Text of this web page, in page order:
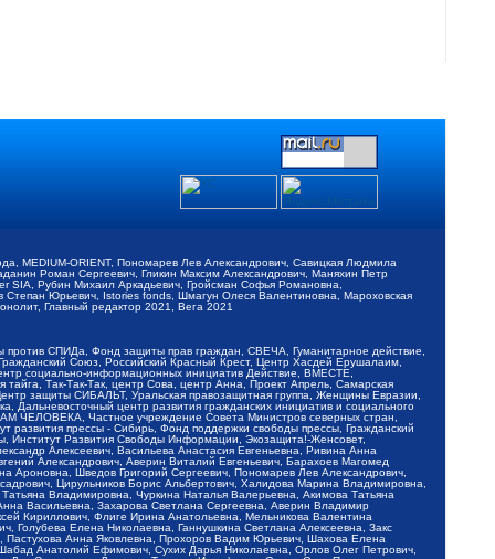
MEDIUM-ORIENT, Пономарев Лев Александрович, Савицкая Людмила
Роман Сергеевич, Гликин Максим Александрович, Маняхин Петр
Рубин Михаил Аркадьевич, Гройсман Софья Романовна,
Юрьевич, Istories fonds, Шмагун Олеся Валентиновна, Мароховская
Главный редактор 2021, Вега 2021
СПИДа, Фонд защиты прав граждан, СВЕЧА, Гуманитарное действие,
Союз, Российский Красный Крест, Центр Хасдей Ерушалаим,
социально-информационных инициатив Действие, ВМЕСТЕ,
Так-Так-Так, центр Сова, центр Анна, Проект Апрель, Самарская
защиты СИБАЛЬТ, Уральская правозащитная группа, Женщины Евразии,
Дальневосточный центр развития гражданских инициатив и социального
ЧЕЛОВЕКА, Частное учреждение Совета Министров северных стран,
прессы - Сибирь, Фонд поддержки свободы прессы, Гражданский
Институт Развития Свободы Информации, Экозащита!-Женсовет,
Алексеевич, Васильева Анастасия Евгеньевна, Ривина Анна
Александрович, Аверин Виталий Евгеньевич, Барахоев Магомед
Шведов Григорий Сергеевич, Пономарев Лев Александрович,
Цирульников Борис Альбертович, Халидова Марина Владимировна,
Владимировна, Чуркина Наталья Валерьевна, Акимова Татьяна
Васильевна, Захарова Светлана Сергеевна, Аверин Владимир
Кириллович, Флиге Ирина Анатольевна, Мельникова Валентина
Елена Николаевна, Ганнушкина Светлана Алексеевна, Закс
Анна Яковлевна, Прохоров Вадим Юрьевич, Шахова Елена
Анатолий Ефимович, Сухих Дарья Николаевна, Орлов Олег Петрович,